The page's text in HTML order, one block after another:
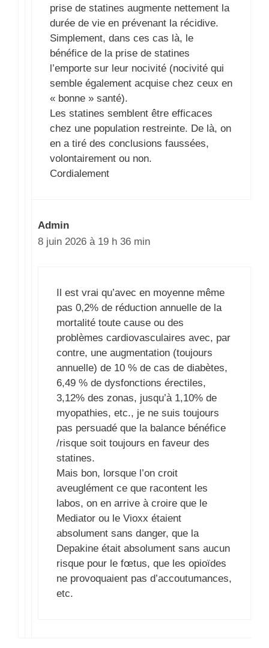
prise de statines augmente nettement la
durée de vie en prévenant la récidive.
Simplement, dans ces cas là, le
bénéfice de la prise de statines
l’emporte sur leur nocivité (nocivité qui
semble également acquise chez ceux en
« bonne » santé).
Les statines semblent être efficaces
chez une population restreinte. De là, on
en a tiré des conclusions faussées,
volontairement ou non.
Cordialement
Admin
8 juin 2026 à 19 h 36 min
Il est vrai qu’avec en moyenne même
pas 0,2% de réduction annuelle de la
mortalité toute cause ou des
problèmes cardiovasculaires avec, par
contre, une augmentation (toujours
annuelle) de 10 % de cas de diabètes,
6,49 % de dysfonctions érectiles,
3,12% des zonas, jusqu’à 1,10% de
myopathies, etc., je ne suis toujours
pas persuadé que la balance bénéfice
/risque soit toujours en faveur des
statines.
Mais bon, lorsque l’on croit
aveuglément ce que racontent les
labos, on en arrive à croire que le
Mediator ou le Vioxx étaient
absolument sans danger, que la
Depakine était absolument sans aucun
risque pour le fœtus, que les opioïdes
ne provoquaient pas d’accoutumances,
etc.